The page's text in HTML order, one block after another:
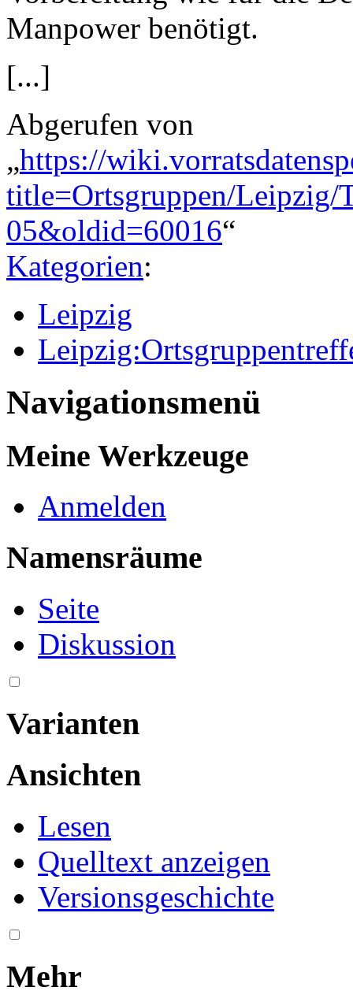
Manpower benötigt.
[...]
Abgerufen von
„https://
title=Ortsgruppen/Leipzig/
05&oldid=60016“
Kategorien:
Leipzig
Navigationsmenü
Meine Werkzeuge
Anmelden
Namensräume
Seite
Diskussion
Varianten
Ansichten
Lesen
Quelltext anzeigen
Versionsgeschichte
Mehr